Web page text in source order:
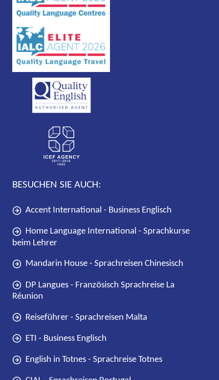
BESUCHEN SIE AUCH:
Accent International - Business Englisch
Home Language International - Sprachkurse
beim Lehrer
Mandarin House - Sprachreisen Chinesisch
DP Langues - Französisch Sprachreise La
Réunion
Reiseführer - Sprachreisen Malta
ETI - Business Englisch
English in Totnes - Sprachreise Totnes